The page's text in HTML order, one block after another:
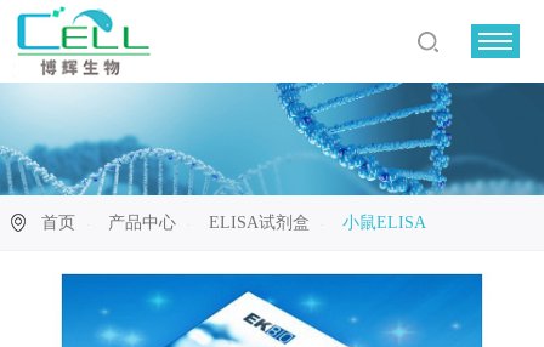
首页 产品中心 ELISA试剂盒 小鼠ELISA